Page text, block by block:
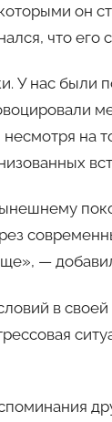
он
что его
У нас были
на
—
в